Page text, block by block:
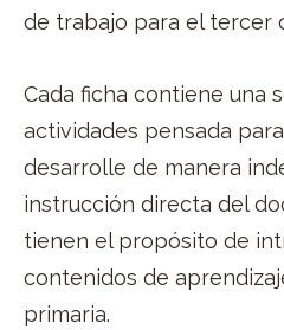
de trabajo para el tercer
Cada ficha contiene una
actividades pensada
desarrolle de manera
instrucción directa del
tienen el propósito de
contenidos de
primaria.